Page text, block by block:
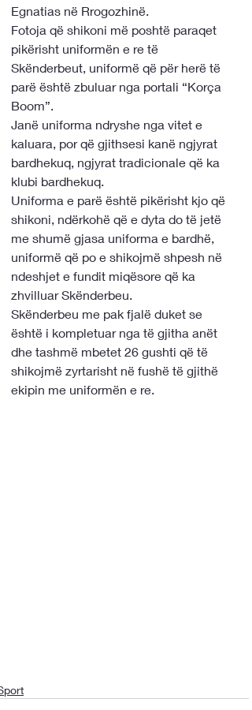
Egnatias në Rrogozhinë.
Fotoja që shikoni më poshtë paraqet
pikërisht uniformën e re të
Skënderbeut, uniformë që për herë të
parë është zbuluar nga portali “Korça
Boom”.
Janë uniforma ndryshe nga vitet e
kaluara, por që gjithsesi kanë ngjyrat
bardhekuq, ngjyrat tradicionale që ka
klubi bardhekuq.
Uniforma e parë është pikërisht kjo që
shikoni, ndërkohë që e dyta do të jetë
me shumë gjasa uniforma e bardhë,
uniformë që po e shikojmë shpesh në
ndeshjet e fundit miqësore që ka
zhvilluar Skënderbeu.
Skënderbeu me pak fjalë duket se
është i kompletuar nga të gjitha anët
dhe tashmë mbetet 26 gushti që të
shikojmë zyrtarisht në fushë të gjithë
ekipin me uniformën e re.